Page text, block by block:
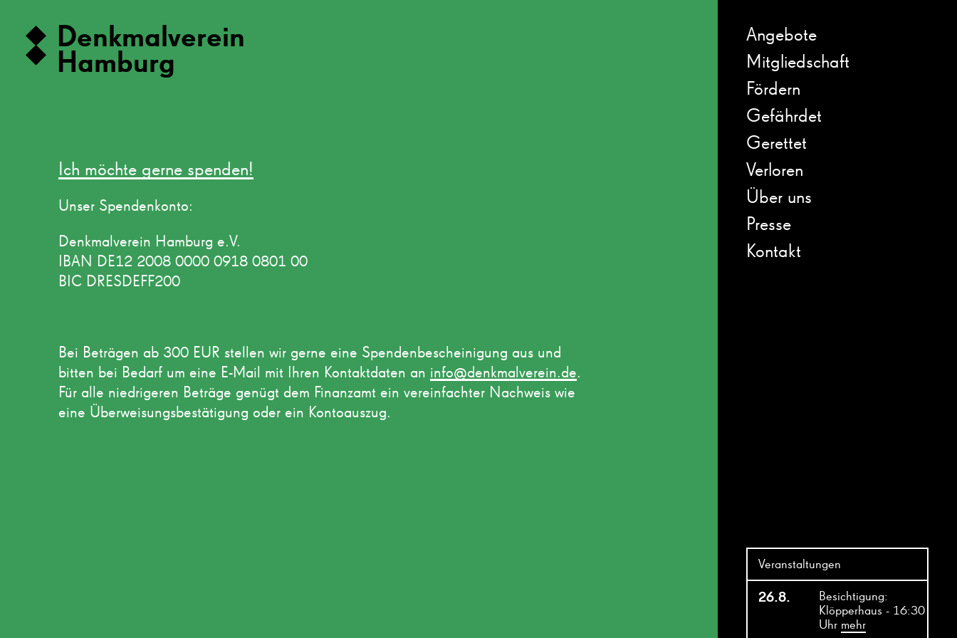
Denkmalverein
Hamburg
Ich möchte gerne spenden!
Unser Spendenkonto:
Denkmalverein Hamburg e.V.
IBAN DE12 2008 0000 0918 0801 00
BIC DRESDEFF200
Bei Beträgen ab 300 EUR stellen wir gerne eine Spendenbescheinigung aus und
bitten bei Bedarf um eine E-Mail mit Ihren Kontaktdaten an info@denkmalverein.de.
Für alle niedrigeren Beträge genügt dem Finanzamt ein vereinfachter Nachweis wie
eine Überweisungsbestätigung oder ein Kontoauszug.
Angebote
Mitgliedschaft
Fördern
Gefährdet
Gerettet
Verloren
Über uns
Presse
Kontakt
Veranstaltungen
26.8.
Besichtigung:
Klöpperhaus - 16:30
Uhr mehr